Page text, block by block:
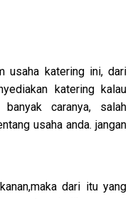
usaha katering ini, dari
katering kalau
caranya, salah
usaha anda. jangan
dari itu yang